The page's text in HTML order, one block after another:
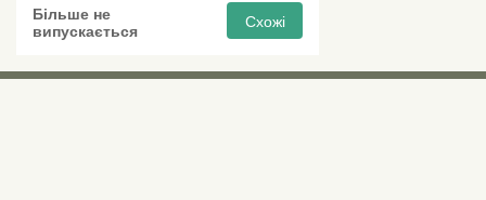
Більше не
випускається
Схожі